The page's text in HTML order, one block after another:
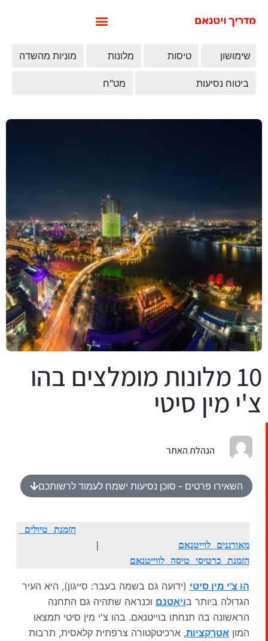
שימושון טיסות מלונות מוניות מהשדה
ביטוח נסיעות מט"ח
10 מלונות מומלצים בהו
צ'י מין סיטי
הנהלת האתר
השאירו פרטים - סוכן נסיעות ישמח לעמוד לרשותכם​
מאורגנים לוייטנאם
             |
הזמנת כרטיסי טיסה לווייטנאם
הו צ'י מין סיטי (ידועה גם בשמה בעבר: סייגון), היא העיר
הגדולה ביותר בויאטנם וכנראה שתהיה גם התחנה
הראשונה בה תנחתו בוייטנאם. בהו צ'י מין סיטי תמצאו
המון אטרקציות, ארכיטקטורה צרפתית קלאסית, תרבות